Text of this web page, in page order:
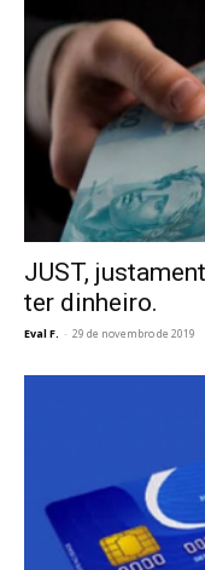
JUST,
ter dinheiro.
Eval F. - 29 de novembro de 2019